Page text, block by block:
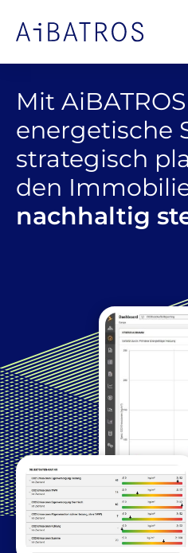
Mit AiBATROS
energetische
strategisch
den
nachhaltig